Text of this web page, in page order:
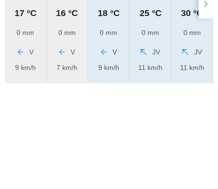
17 °C
0 mm
V
9 km/h
16 °C
0 mm
V
7 km/h
18 °C
0 mm
V
9 km/h
25 °C
0 mm
JV
11 km/h
30 °C
0 mm
JV
11 km/h